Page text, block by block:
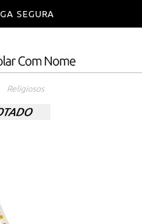
SEGURA
Religiosos